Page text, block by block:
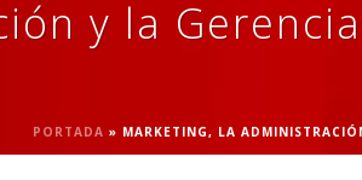
y la
PORTADA » MARKETING, LA